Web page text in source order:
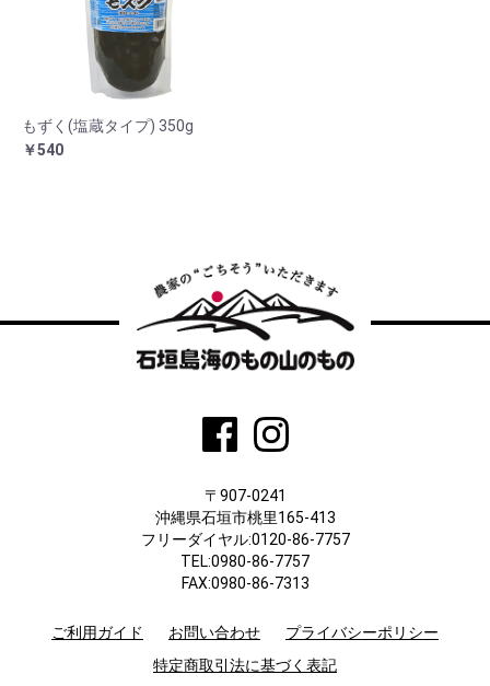
もずく(塩蔵タイプ) 350g
￥540
〒907-0241
沖縄県石垣市桃里165-413
フリーダイヤル:0120-86-7757
TEL:0980-86-7757
FAX:0980-86-7313
ご利用ガイド お問い合わせ
プライバシーポリシー
特定商取引法に基づく表記